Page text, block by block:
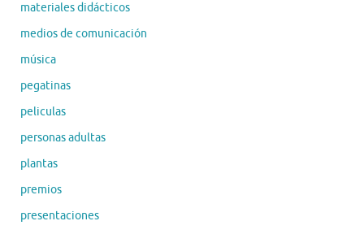
materiales didácticos
medios de comunicación
música
pegatinas
peliculas
personas adultas
plantas
premios
presentaciones